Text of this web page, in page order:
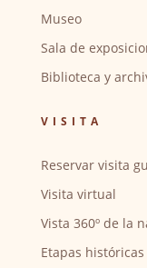
Museo
Sala de
Biblioteca y
VISITA
Reservar visita
Visita virtual
Vista 360º de la
Etapas históricas